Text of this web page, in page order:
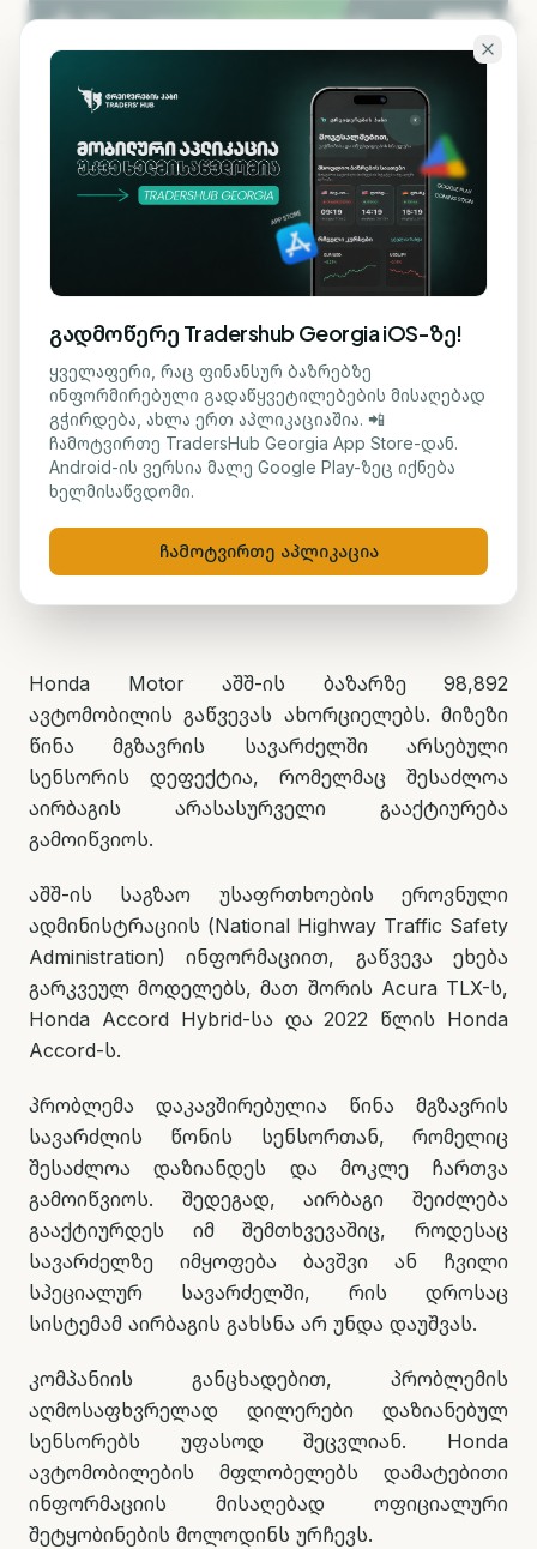
გადადი ძირითად შინაარსზე
KA EN
ᲡᲐᲤᲝᲜᲓᲝ
Honda აშშ-ში თითქმის
99,000 ავტომობილს
აირბაგების დეფექტის
გამო იწვევს
ნუცა ტყეშელაშვილი 29 მაისი, 2026 წთ კითხვა
Honda Motor აშშ-ის ბაზარზე 98,892
ავტომობილის გაწვევას ახორციელებს. მიზეზი
წინა მგზავრის სავარძელში არსებული
სენსორის დეფექტია, რომელმაც შესაძლოა
აირბაგის არასასურველი გააქტიურება
გამოიწვიოს.
აშშ-ის საგზაო უსაფრთხოების ეროვნული
ადმინისტრაციის (National Highway Traffic Safety
Administration) ინფორმაციით, გაწვევა ეხება
გარკვეულ მოდელებს, მათ შორის Acura TLX-ს,
Honda Accord Hybrid-სა და 2022 წლის Honda
Accord-ს.
პრობლემა დაკავშირებულია წინა მგზავრის
სავარძლის წონის სენსორთან, რომელიც
შესაძლოა დაზიანდეს და მოკლე ჩართვა
გამოიწვიოს. შედეგად, აირბაგი შეიძლება
გააქტიურდეს იმ შემთხვევაშიც, როდესაც
სავარძელზე იმყოფება ბავშვი ან ჩვილი
სპეციალურ სავარძელში, რის დროსაც
სისტემამ აირბაგის გახსნა არ უნდა დაუშვას.
კომპანიის განცხადებით, პრობლემის
აღმოსაფხვრელად დილერები დაზიანებულ
სენსორებს უფასოდ შეცვლიან. Honda
ავტომობილების მფლობელებს დამატებითი
ინფორმაციის მისაღებად ოფიციალური
შეტყობინების მოლოდინს ურჩევს.
გადმოწერე Tradershub Georgia iOS-ზე!
ყველაფერი, რაც ფინანსურ ბაზრებზე
ინფორმირებული გადაწყვეტილებების მისაღებად
გჭირდება, ახლა ერთ აპლიკაციაშია. 📲
ჩამოტვირთე TradersHub Georgia App Store-დან.
Android-ის ვერსია მალე Google Play-ზეც იქნება
ხელმისაწვდომი.
ჩამოტვირთე აპლიკაცია